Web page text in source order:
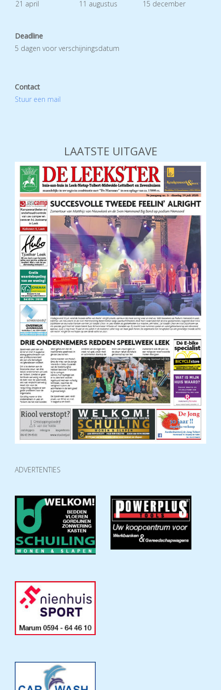
21 april 11 augustus 15 december
Deadline
5 dagen voor verschijningsdatum
Contact
Stuur een mail
LAATSTE UITGAVE
ADVERTENTIES